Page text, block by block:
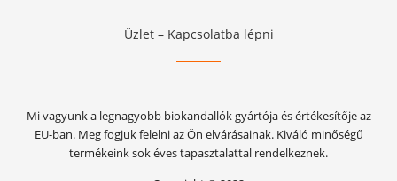
Üzlet – Kapcsolatba lépni
Mi vagyunk a legnagyobb biokandallók gyártója és értékesítője az
EU-ban. Meg fogjuk felelni az Ön elvárásainak. Kiváló minőségű
termékeink sok éves tapasztalattal rendelkeznek.